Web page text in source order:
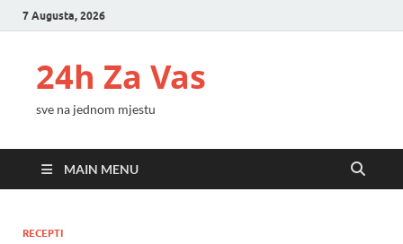
7 Augusta, 2026
24h Za Vas
sve na jednom mjestu
MAIN MENU
RECEPTI